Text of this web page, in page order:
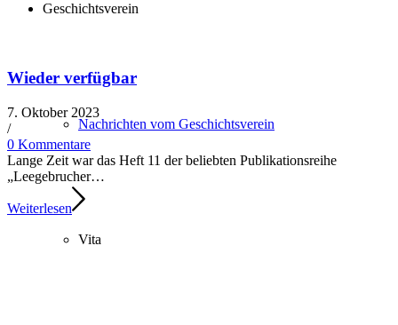
Geschichtsverein
Nachrichten vom Geschichtsverein
Vita
Wieder verfügbar
7. Oktober 2023
/​
0 Kommentare
Lange Zeit war das Heft 11 der belieb­ten Publikationsreihe
„Leegebrucher…
Weiterlesen